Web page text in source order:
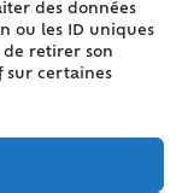
des données
ou les ID uniques
de retirer son
sur certaines